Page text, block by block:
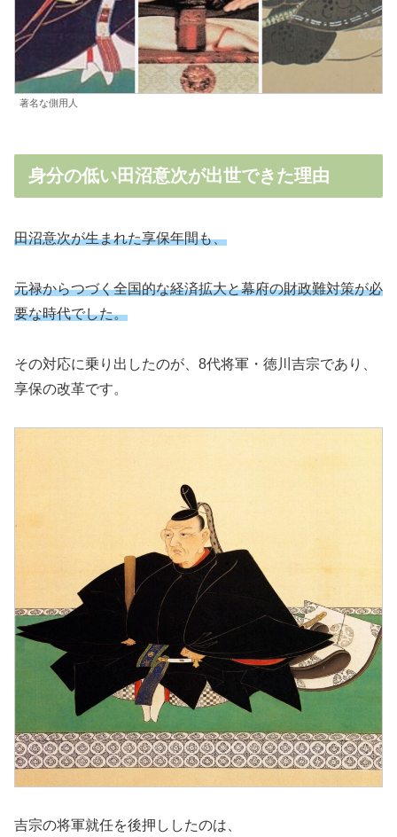
著名な側用人
身分の低い田沼意次が出世できた理由
田沼意次が生まれた享保年間も、
元禄からつづく全国的な経済拡大と幕府の財政難対策が必
要な時代でした。
その対応に乗り出したのが、8代将軍・徳川吉宗であり、
享保の改革です。
吉宗の将軍就任を後押ししたのは、